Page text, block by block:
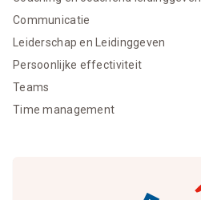
Communicatie
Leiderschap en Leidinggeven
Persoonlijke effectiviteit
Teams
Time management